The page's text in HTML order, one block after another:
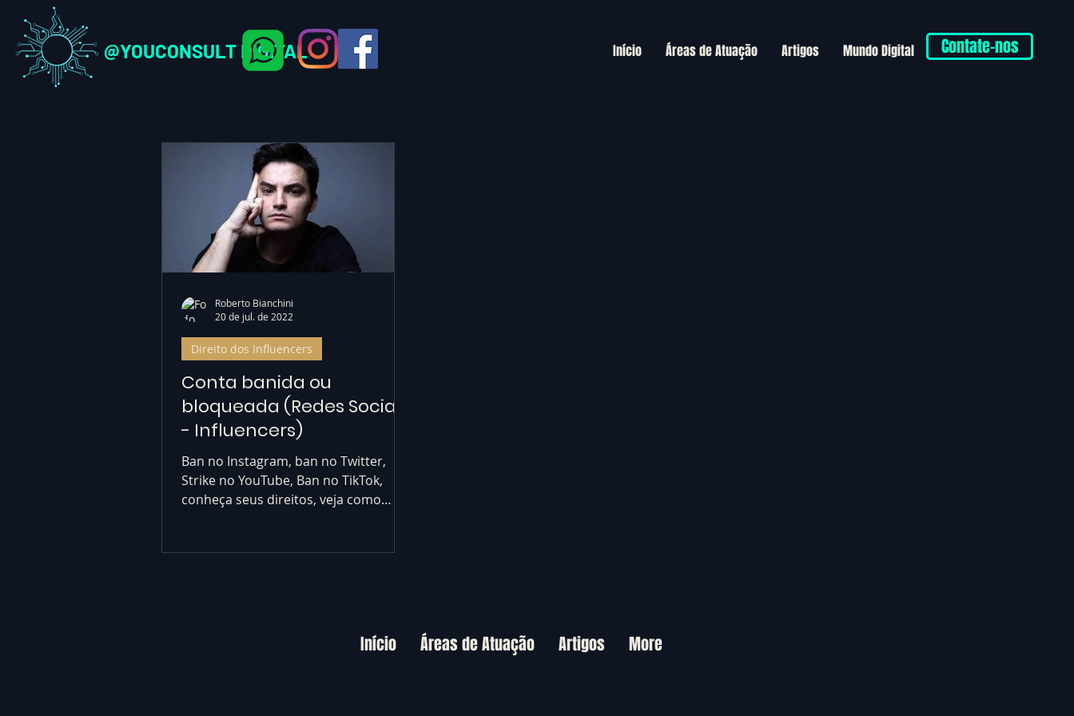
@YOUCONSULT DIGITAL Início Áreas de Atuação Artigos Mundo Digital Contate-nos
Conta banida ou
bloqueada (Redes Sociais
- Influencers)
Ban no Instagram, ban no Twitter,
Strike no YouTube, Ban no TikTok,
conheça seus direitos, veja como
Direito dos Influencers
Roberto Bianchini
20 de jul. de 2022
Início Áreas de Atuação Artigos More